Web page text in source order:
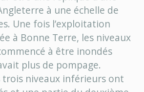
à une échelle de
Une fois l’exploitation
à Bonne Terre, les niveaux
à être inondés
plus de pompage.
trois niveaux inférieurs ont